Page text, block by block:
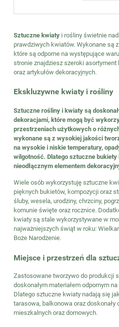
Sztuczne kwiaty i rośliny świetnie
prawdziwych kwiatów. Wykonane są
które są odporne na występujące
stronie znajdziesz szeroki
oraz artykułów dekoracyjnych.
Ekskluzywne kwiaty i rośliny
Sztuczne rośliny i kwiaty są
dekoracjami, które mogą być
przestrzeniach użytkowych o
wykonane są z wysokiej jakości
na wysokie i niskie temperatury,
wilgotność. Dlatego sztuczne
nieodłącznym elementem
Wiele osób wykorzystuję sztuczne
pięknych bukietów, kompozycji oraz
śluby, wesela, urodziny, chrzciny,
komunie święte oraz rocznice.
kwiaty są stale wykorzystywane w
najważniejszych świąt w roku:
Boże Narodzenie.
Miejsce i przestrzeń dla
Zastosowane tworzywo do produkcji
doskonałym materiałem odpornym
Dlatego sztuczne kwiaty nadają się
tarasowa, balkonowa oraz doskonały
mieszkalnych oraz domowych.